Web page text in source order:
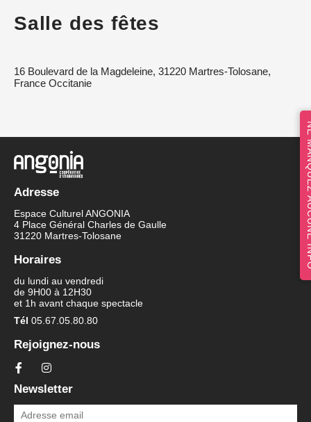
NE
Salle des fêtes
16 Boulevard de la Magdeleine, 31220 Martres-Tolosane,
France Occitanie
Adresse
Espace Culturel ANGONIA
4 Place Général Charles de Gaulle
31220 Martres-Tolosane
Horaires
du lundi au vendredi
de 9H00 à 12H30
et 1h avant chaque spectacle
Tél 05.67.05.80.80
Rejoignez-nous
Newsletter